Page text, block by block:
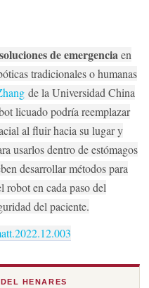
de emergenciaen
tradicionales o humanas
de la Universidad China
licuado podría reemplazar
al fluir hacia su lugar y
usarlos dentro de estómagos
desarrollar métodos para
robot en cada paso del
del paciente.
HENARES